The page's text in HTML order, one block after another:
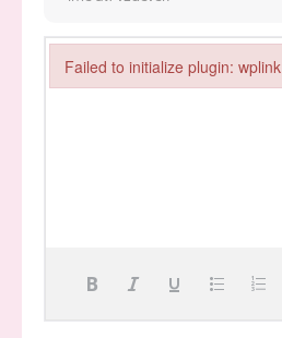
Failed to initialize plugin: wplink
Failed to initialize plugin: wplink